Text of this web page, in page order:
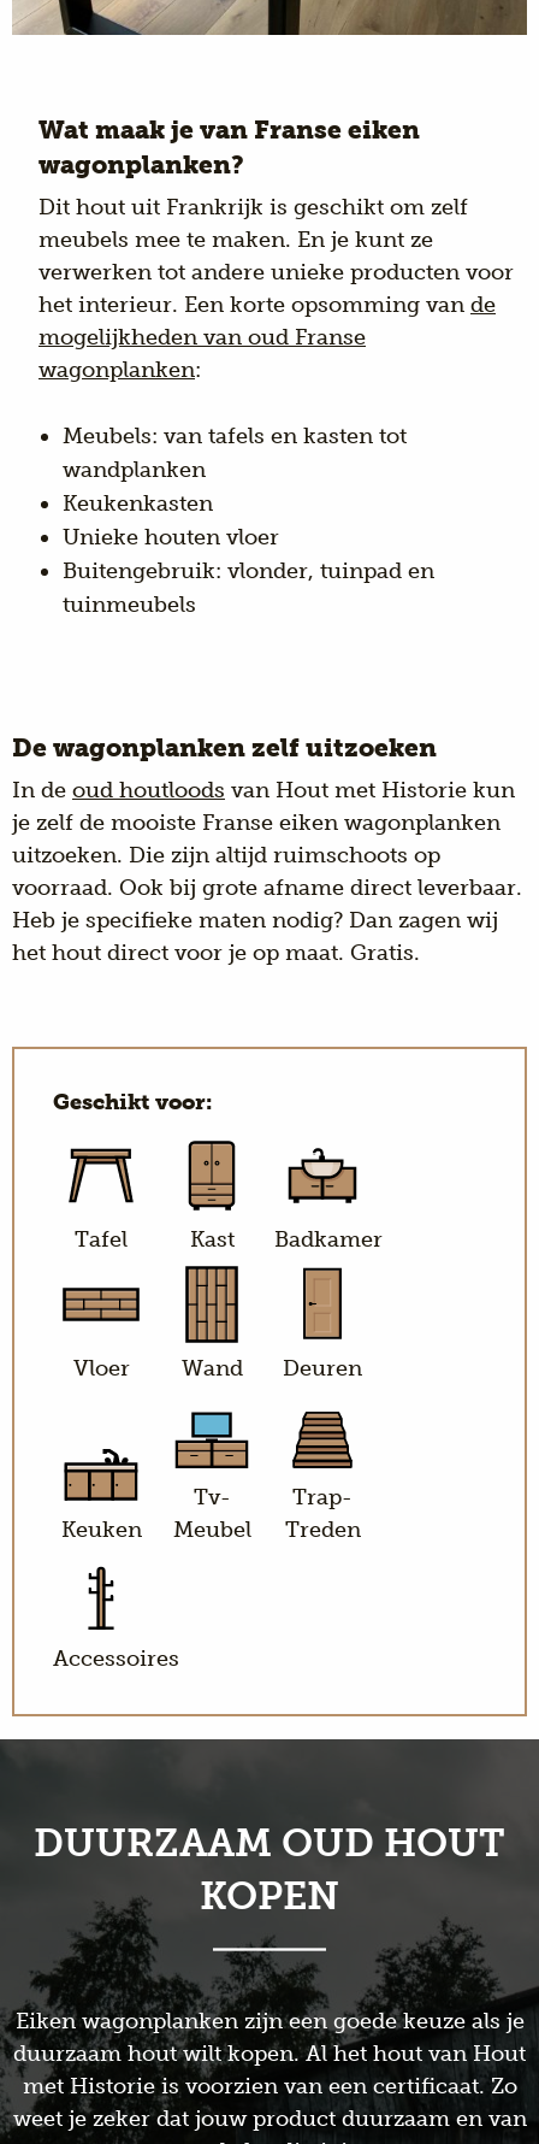
Wat maak je van Franse eiken
wagonplanken?
Dit hout uit Frankrijk is geschikt om zelf
meubels mee te maken. En je kunt ze
verwerken tot andere unieke producten voor
het interieur. Een korte opsomming van de
mogelijkheden van oud Franse
wagonplanken:
Meubels: van tafels en kasten tot
wandplanken
Keukenkasten
Unieke houten vloer
Buitengebruik: vlonder, tuinpad en
tuinmeubels
De wagonplanken zelf uitzoeken
In de oud houtloods van Hout met Historie kun
je zelf de mooiste Franse eiken wagonplanken
uitzoeken. Die zijn altijd ruimschoots op
voorraad. Ook bij grote afname direct leverbaar.
Heb je specifieke maten nodig? Dan zagen wij
het hout direct voor je op maat. Gratis.
Geschikt voor:
Tafel Kast Badkamer
Vloer Wand Deuren
Keuken
Tv-
Meubel
Trap-
Treden
Accessoires
DUURZAAM OUD HOUT
KOPEN
Eiken wagonplanken zijn een goede keuze als je
duurzaam hout wilt kopen. Al het hout van Hout
met Historie is voorzien van een certificaat. Zo
weet je zeker dat jouw product duurzaam en van